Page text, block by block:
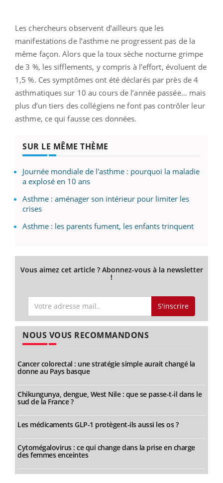
Les chercheurs observent d’ailleurs que les
manifestations de l’asthme ne progressent pas de la
même façon. Alors que la toux sèche nocturne grimpe
de 3 %, les sifflements, y compris à l’effort, évoluent de
1,5 %. Ces symptômes ont été déclarés par près de 4
asthmatiques sur 10 au cours de l’année passée… mais
plus d’un tiers des collégiens ne font pas contrôler leur
asthme, ce qui fausse ces données.
SUR LE MÊME THÈME
Journée mondiale de l'asthme : pourquoi la maladie
a explosé en 10 ans
Asthme : aménager son intérieur pour limiter les
crises
Asthme : les parents fument, les enfants trinquent
Vous aimez cet article ? Abonnez-vous à la newsletter
!
S'inscrire
NOUS VOUS RECOMMANDONS
Cancer colorectal : une stratégie simple aurait changé la
donne au Pays basque
Chikungunya, dengue, West Nile : que se passe-t-il dans le
sud de la France ?
Les médicaments GLP-1 protègent-ils aussi les os ?
Cytomégalovirus : ce qui change dans la prise en charge
des femmes enceintes